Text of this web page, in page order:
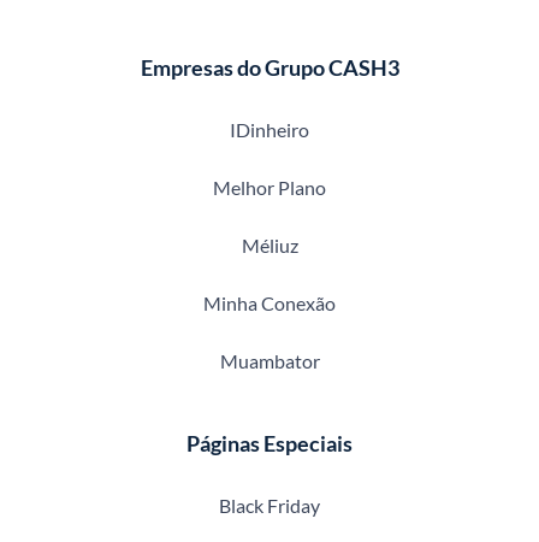
Empresas do Grupo CASH3
IDinheiro
Melhor Plano
Méliuz
Minha Conexão
Muambator
Páginas Especiais
Black Friday